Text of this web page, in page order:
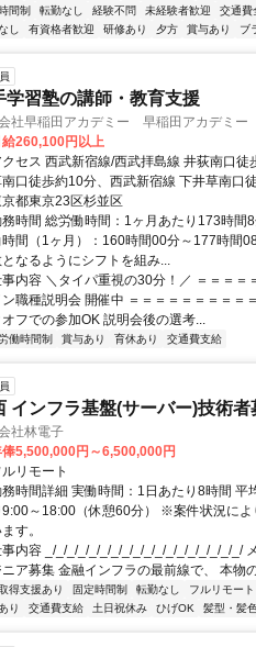
間制
転勤なし 経験不問 未経験者歓迎 交通費
し
有資格者歓迎 研修あり 夕方 賞与あり ブ
学習塾の講師・教育支援
社早稲田アカデミー 早稲田アカデミ
給260,100円以上
クセス 西武新宿線/西武拝島線 井荻南口
口徒歩約10分、西武新宿線 下井草南口
都東京23区杉並区
時間 総労働時間：1ヶ月あたり173時間
間（1ヶ月）：160時間00分～177時間
なるようにシフトを組み...
内容 ＼タイパ重視の30分！／ ＝＝＝＝
ン職種説明会 開催中 ＝＝＝＝＝＝＝＝＝
オフでの参加OK 説明会後の選考...
働時間制 賞与あり 育休あり 交通費支給
インフラ基盤(サーバー)技術者
社林電子
5,500,000円～6,500,000円
ルリモート
時間詳細 実働時間：1日あたり8時間 平
～18:00（休憩60分） ※案件状況に
す。
内容 _/_/_/_/_/_/_/_/_/_/_/_/_/_/_/_/_/_/
ニア募集 金融インフラの最前線で、 本物
得支援あり 固定時間制 転勤なし フルリモート
り
交通費支給 土日祝休み ひげOK 髪型・髪